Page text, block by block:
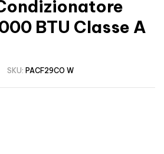
BTU Classe A
SKU: PACF29CO W